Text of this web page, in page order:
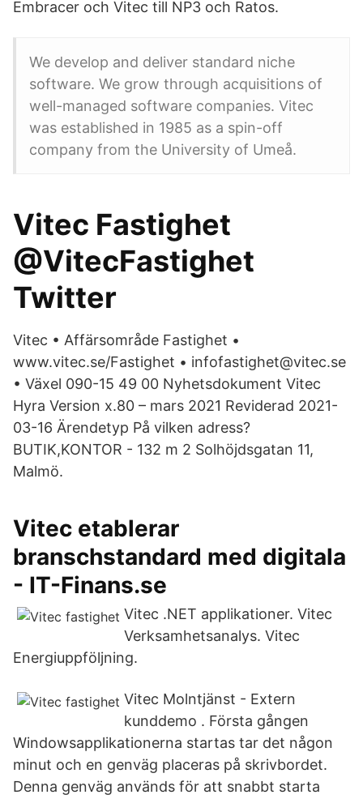
Embracer och Vitec till NP3 och Ratos.
We develop and deliver standard niche
software. We grow through acquisitions of
well-managed software companies. Vitec
was established in 1985 as a spin-off
company from the University of Umeå.
Vitec Fastighet
@VitecFastighet
Twitter
Vitec • Affärsområde Fastighet •
www.vitec.se/Fastighet • infofastighet@vitec.se
• Växel 090-15 49 00 Nyhetsdokument Vitec
Hyra Version x.80 – mars 2021 Reviderad 2021-
03-16 Ärendetyp På vilken adress?
BUTIK,KONTOR - 132 m 2 Solhöjdsgatan 11,
Malmö.
Vitec etablerar
branschstandard med digitala
- IT-Finans.se
Vitec .NET applikationer. Vitec
Verksamhetsanalys. Vitec
Energiuppföljning.
Vitec Molntjänst - Extern
kunddemo . Första gången
Windowsapplikationerna startas tar det någon
minut och en genväg placeras på skrivbordet.
Denna genväg används för att snabbt starta